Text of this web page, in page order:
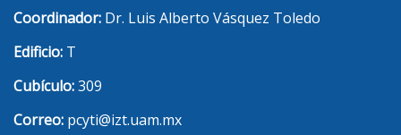
Coordinador: Dr. Luis Alberto Vásquez Toledo
Edificio: T
Cubículo:309
Correo: pcyti@izt.uam.mx